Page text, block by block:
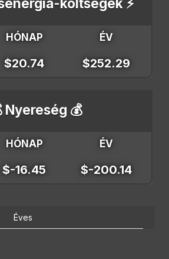
költségek ⚡
HÓNAP ÉV
$20.74 $252.29
Nyereség 💰
HÓNAP ÉV
$-16.45 $-200.14
Éves